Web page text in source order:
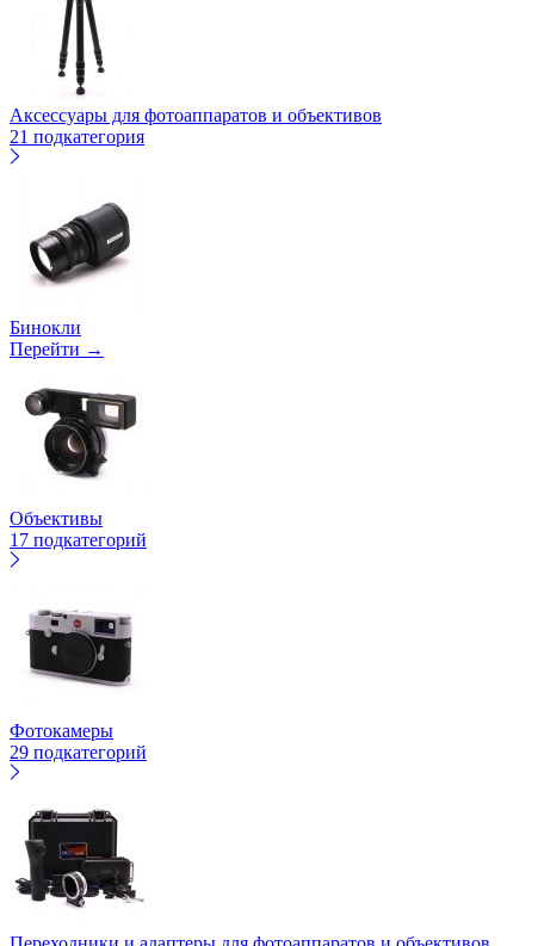
Аксессуары для фотоаппаратов и объективов
21 подкатегория
Бинокли
Перейти →
Объективы
17 подкатегорий
Фотокамеры
29 подкатегорий